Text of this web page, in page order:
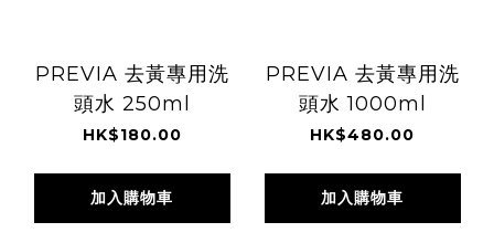
PREVIA 去黃專用洗
頭水 250ml
HK$180.00
加入購物車
PREVIA 去黃專用洗
頭水 1000ml
HK$480.00
加入購物車